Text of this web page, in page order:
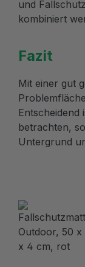
und
kombiniert
Fazit
Mit einer gut
Entscheidend
betrachten,
Untergrund